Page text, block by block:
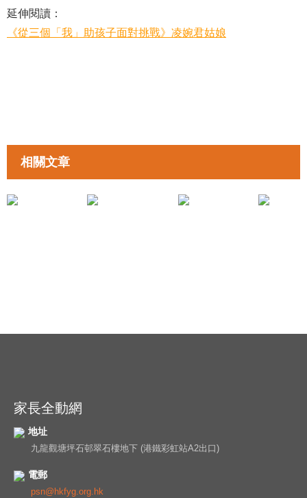
延伸閱讀：
《從三個「我」助孩子面對挑戰》凌婉君姑娘
相關文章
拉近親子距離
家長全動網
地址
九龍觀塘坪石邨翠石樓地下 (港鐵彩虹站A2出口)
電郵
psn@hkfyg.org.hk